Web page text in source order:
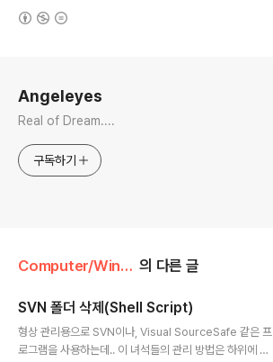
Angeleyes
Real of Dream....
구독하기
Computer/Windows 의 다른 글
SVN 폴더 삭제(Shell Script)
형상 관리용으로 SVN이나, Visual SourceSafe 같은 프
로그램을 사용하는데.. 이 녀석들의 관리 방법은 하위에 폴